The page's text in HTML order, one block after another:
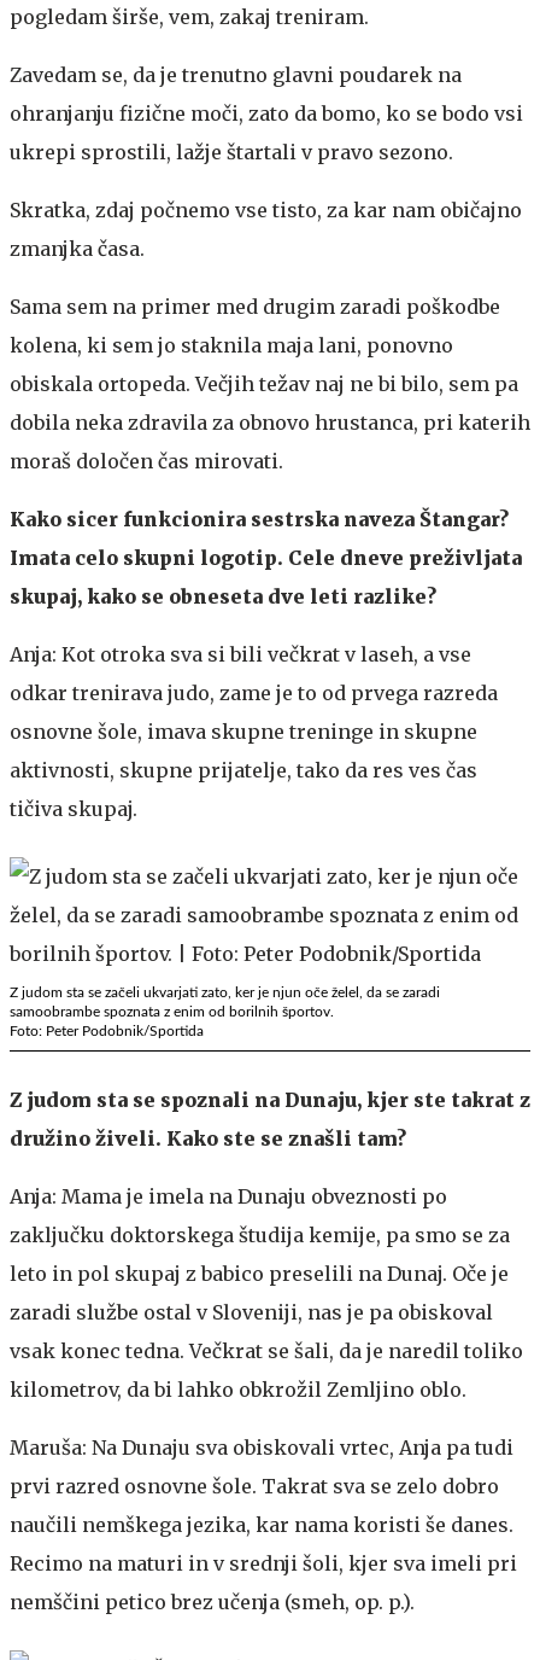
pogledam širše, vem, zakaj treniram.
Zavedam se, da je trenutno glavni poudarek na
ohranjanju fizične moči, zato da bomo, ko se bodo vsi
ukrepi sprostili, lažje štartali v pravo sezono.
Skratka, zdaj počnemo vse tisto, za kar nam običajno
zmanjka časa.
Sama sem na primer med drugim zaradi poškodbe
kolena, ki sem jo staknila maja lani, ponovno
obiskala ortopeda. Večjih težav naj ne bi bilo, sem pa
dobila neka zdravila za obnovo hrustanca, pri katerih
moraš določen čas mirovati.
Kako sicer funkcionira sestrska naveza Štangar?
Imata celo skupni logotip. Cele dneve preživljata
skupaj, kako se obneseta dve leti razlike?
Anja: Kot otroka sva si bili večkrat v laseh, a vse
odkar trenirava judo, zame je to od prvega razreda
osnovne šole, imava skupne treninge in skupne
aktivnosti, skupne prijatelje, tako da res ves čas
tičiva skupaj.
Z judom sta se začeli ukvarjati zato, ker je njun oče želel, da se zaradi
samoobrambe spoznata z enim od borilnih športov.
Foto: Peter Podobnik/Sportida
Z judom sta se spoznali na Dunaju, kjer ste takrat z
družino živeli. Kako ste se znašli tam?
Anja: Mama je imela na Dunaju obveznosti po
zaključku doktorskega študija kemije, pa smo se za
leto in pol skupaj z babico preselili na Dunaj. Oče je
zaradi službe ostal v Sloveniji, nas je pa obiskoval
vsak konec tedna. Večkrat se šali, da je naredil toliko
kilometrov, da bi lahko obkrožil Zemljino oblo.
Maruša: Na Dunaju sva obiskovali vrtec, Anja pa tudi
prvi razred osnovne šole. Takrat sva se zelo dobro
naučili nemškega jezika, kar nama koristi še danes.
Recimo na maturi in v srednji šoli, kjer sva imeli pri
nemščini petico brez učenja (smeh, op. p.).